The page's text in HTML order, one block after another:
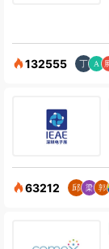
132555
63212